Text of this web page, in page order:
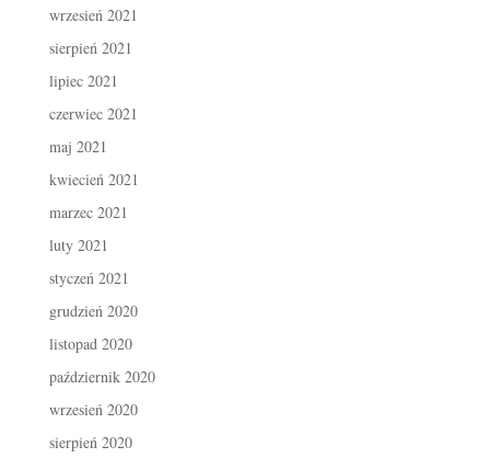
wrzesień 2021
sierpień 2021
lipiec 2021
czerwiec 2021
maj 2021
kwiecień 2021
marzec 2021
luty 2021
styczeń 2021
grudzień 2020
listopad 2020
październik 2020
wrzesień 2020
sierpień 2020